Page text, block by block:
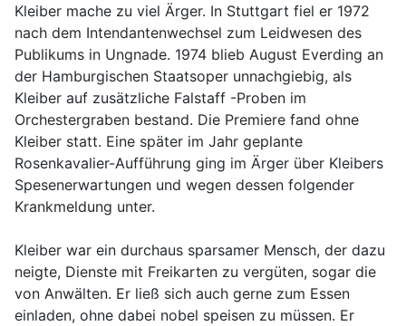
Kleiber mache zu viel Ärger. In Stuttgart fiel er 1972
nach dem Intendantenwechsel zum Leidwesen des
Publikums in Ungnade. 1974 blieb August Everding an
der Hamburgischen Staatsoper unnachgiebig, als
Kleiber auf zusätzliche Falstaff -Proben im
Orchestergraben bestand. Die Premiere fand ohne
Kleiber statt. Eine später im Jahr geplante
Rosenkavalier-Aufführung ging im Ärger über Kleibers
Spesenerwartungen und wegen dessen folgender
Krankmeldung unter.
Kleiber war ein durchaus sparsamer Mensch, der dazu
neigte, Dienste mit Freikarten zu vergüten, sogar die
von Anwälten. Er ließ sich auch gerne zum Essen
einladen, ohne dabei nobel speisen zu müssen. Er